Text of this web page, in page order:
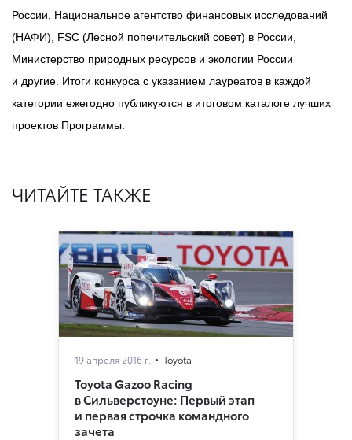
России, Национальное агентство финансовых исследований
(НАФИ), FSC (Лесной попечительский совет) в России,
Министерство природных ресурсов и экологии России
и другие. Итоги конкурса с указанием лауреатов в каждой
категории ежегодно публикуются в итоговом каталоге лучших
проектов Программы.
ЧИТАЙТЕ ТАКЖЕ
19 апреля 2016 г. Toyota
Toyota Gazoo Racing
в Сильверстоуне: Первый этап
и первая строчка командного
зачета